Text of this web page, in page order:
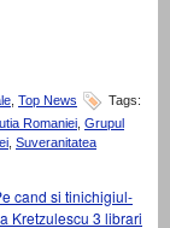
Top News
Tags:
Romaniei, Grupul
, Suveranitatea
cand si tinichigiul-
Kretzulescu 3 librari